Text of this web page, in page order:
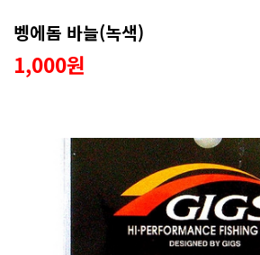
벵에돔 바늘(녹색)
1,000원